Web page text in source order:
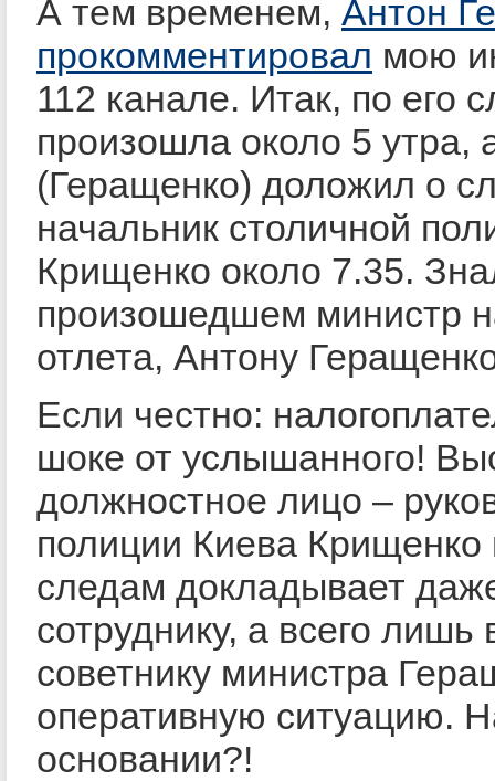
А тем временем, Антон
прокомментировал мою
112 канале. Итак, по его
произошла около 5 утра,
(Геращенко) доложил о
начальник столичной
Крищенко около 7.35.
произошедшем министр
отлета, Антону
Если честно:
шоке от услышанного!
должностное лицо –
полиции Киева Крищенко
следам докладывает
сотруднику, а всего
советнику министра
оперативную ситуацию.
основании?!